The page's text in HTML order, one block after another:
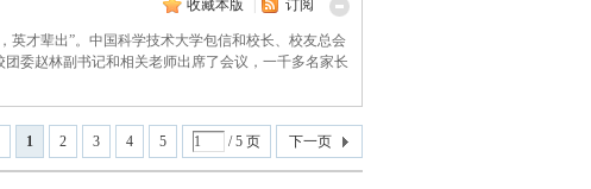
收藏本版 订阅
英才辈出”。中国科学技术大学包信和校长、校友总会
委赵林副书记和相关老师出席了会议，一千多名家长
1 2 3 4 5 / 5 页 下一页